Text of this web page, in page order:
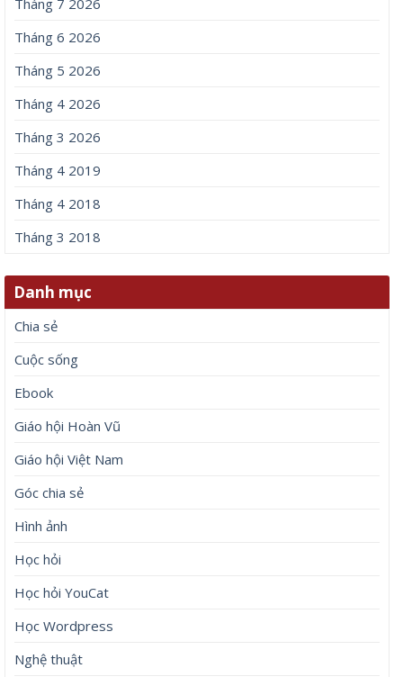
Tháng 6 2026
Tháng 5 2026
Tháng 4 2026
Tháng 3 2026
Tháng 4 2019
Tháng 4 2018
Tháng 3 2018
Danh mục
Chia sẻ
Cuộc sống
Ebook
Giáo hội Hoàn Vũ
Giáo hội Việt Nam
Góc chia sẻ
Hình ảnh
Học hỏi
Học hỏi YouCat
Học Wordpress
Nghệ thuật